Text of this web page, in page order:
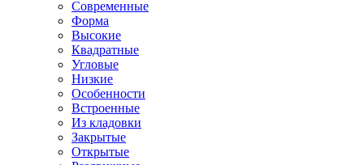
Современные
Форма
Высокие
Квадратные
Угловые
Низкие
Особенности
Встроенные
Из кладовки
Закрытые
Открытые